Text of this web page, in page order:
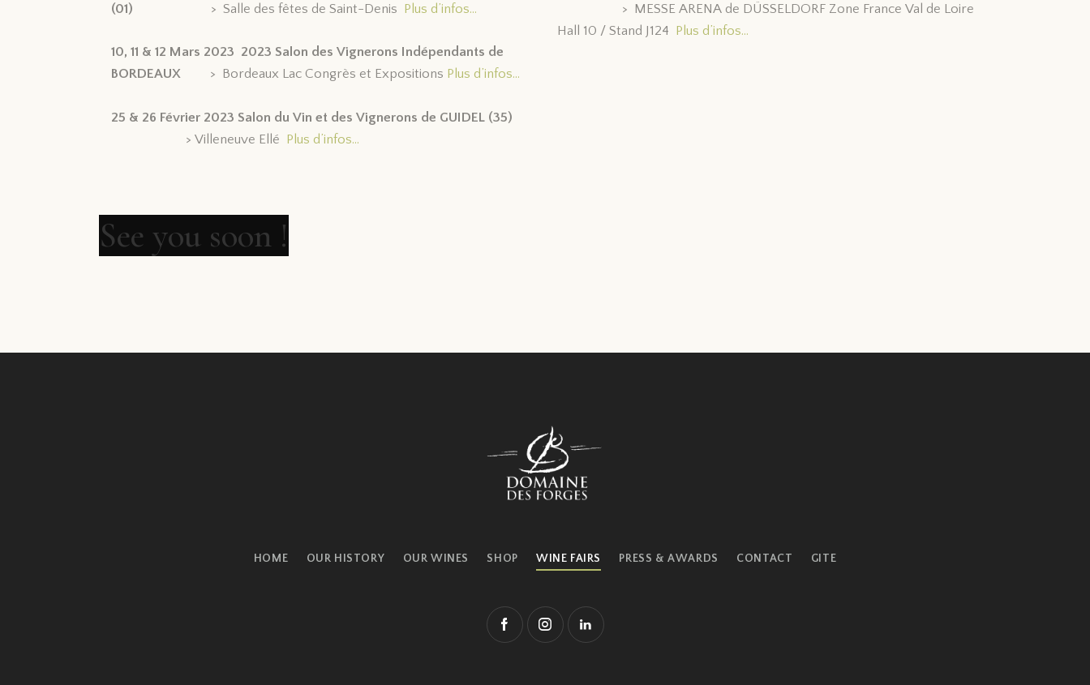
(01) > Salle des fêtes de Saint-Denis Plus d’infos…
10, 11 & 12 Mars 2023 2023 Salon des Vignerons Indépendants de
BORDEAUX > Bordeaux Lac Congrès et Expositions Plus d’infos…
25 & 26 Février 2023 Salon du Vin et des Vignerons de GUIDEL (35)
> Villeneuve Ellé
Plus d’infos…
> MESSE ARENA de DÜSSELDORF Zone France Val de Loire
Hall 10 / Stand J124 Plus d’infos…
HOME OUR HISTORY OUR WINES SHOP WINE FAIRS PRESS & AWARDS CONTACT GITE